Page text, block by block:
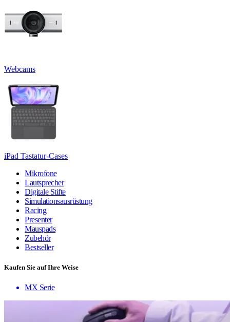
Webcams
iPad Tastatur-Cases
Mikrofone
Lautsprecher
Digitale Stifte
Simulationsausrüstung
Racing
Presenter
Mauspads
Zubehör
Bestseller
Kaufen Sie auf Ihre Weise
MX Serie